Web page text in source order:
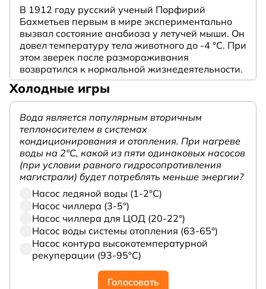
В 1912 году русский ученый Порфирий
Бахметьев первым в мире экспериментально
вызвал состояние анабиоза у летучей мыши. Он
довел температуру тела животного до -4 °C. При
этом зверек после размораживания
возвратился к нормальной жизнедеятельности.
Холодные игры
Вода является популярным вторичным
теплоносителем в системах
кондиционирования и отопления. При нагреве
воды на 2°С, какой из пяти одинаковых насосов
(при условии равного гидросопротивления
магистрали) будет потреблять меньше энергии?
Насос ледяной воды (1-2°С)
Насос чиллера (3-5°)
Насос чиллера для ЦОД (20-22°)
Насос воды системы отопления (63-65°)
Насос контура высокотемпературной
рекуперации (93-95°С)
Голосовать